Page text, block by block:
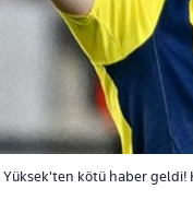
Yüksek'ten kötü haber